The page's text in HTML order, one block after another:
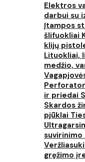
Elektros
darbui su
Įtampos
šlifuokliai
klijų
Lituokliai,
medžio,
ir priedai
Skardos
pjūklai
suvirinimo
gręžimo